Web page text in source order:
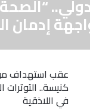
إدمان
عقب استهداف
كنيسة.. التوترات
في اللاذقية